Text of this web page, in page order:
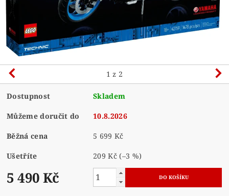
1 z 2
Dostupnost Skladem
Můžeme doručit do 10.8.2026
Běžná cena 5 699 Kč
Ušetříte 209 Kč(–3 %)
5 490 Kč